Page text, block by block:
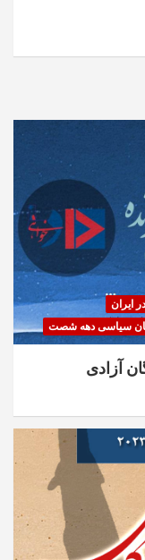
ایران
سیاسی دهه شصت
آزادی